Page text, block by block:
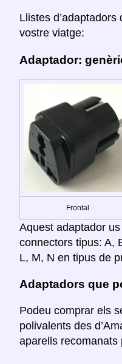
Llistes d’adaptadors
vostre viatge:
Adaptador:
Frontal
Aquest adaptador
connectors tipus: A,
L, M, N en tipus de
Adaptadors que
Podeu comprar els
polivalents des
aparells recomanats